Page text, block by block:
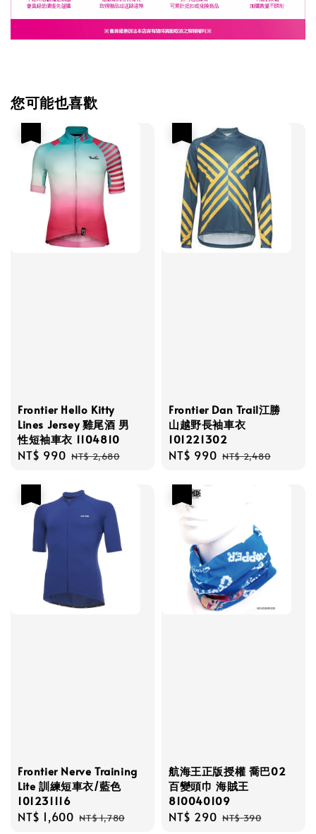
您可能也喜歡
Frontier Hello Kitty
Lines Jersey 雞尾酒 男
性短袖車衣 1104810
Sale
NT$ 990 Regular
NT$ 2,680
Frontier Dan Trail江勝
山越野長袖車衣
101221302
Sale
NT$ 990 Regular
NT$ 2,480
Frontier Nerve Training
Lite 訓練短車衣/藍色
101231116
Sale
NT$ 1,600 Regular
NT$ 1,780
航海王正版授權 喬巴02
百變頭巾 海賊王
810040109
Sale
NT$ 290 Regular
NT$ 390